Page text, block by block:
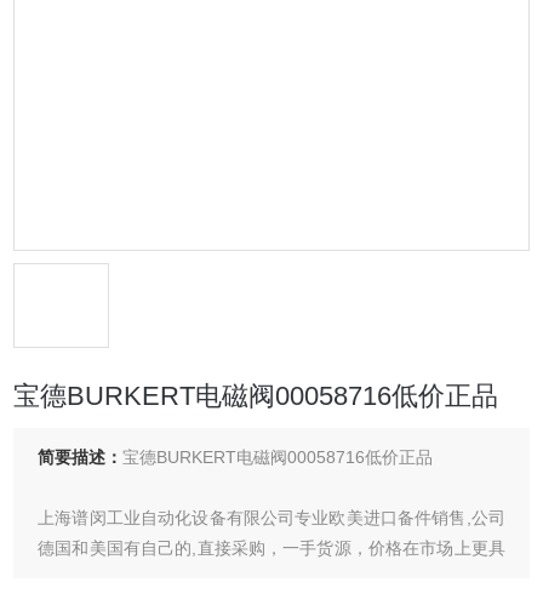
宝德BURKERT电磁阀00058716低价正品
简要描述：宝德BURKERT电磁阀00058716低价正品
上海谱闵工业自动化设备有限公司专业欧美进口备件销售,公司
德国和美国有自己的,直接采购，一手货源，价格在市场上更具